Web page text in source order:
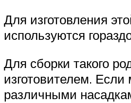
Для изготовления
используются
Для сборки такого
изготовителем.
различными